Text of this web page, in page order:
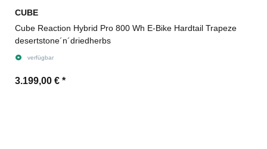
CUBE
Cube Reaction Hybrid Pro 800 Wh E-Bike Hardtail Trapeze
desertstone´n´driedherbs
verfügbar
3.199,00 € *